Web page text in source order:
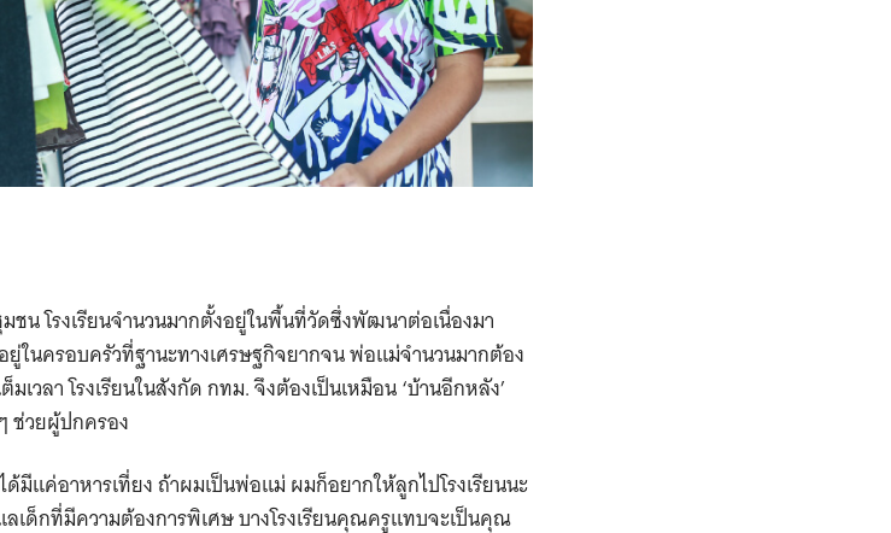
มชน โรงเรียนจำนวนมากตั้งอยู่ในพื้นที่วัดซึ่งพัฒนาต่อเนื่องมา
ในครอบครัวที่ฐานะทางเศรษฐกิจยากจน พ่อแม่จำนวนมากต้อง
วลา โรงเรียนในสังกัด กทม. จึงต้องเป็นเหมือน ‘บ้านอีกหลัง’
ช่วยผู้ปกครอง
ด้มีแค่อาหารเที่ยง ถ้าผมเป็นพ่อแม่ ผมก็อยากให้ลูกไปโรงเรียนนะ
ลเด็กที่มีความต้องการพิเศษ บางโรงเรียนคุณครูแทบจะเป็นคุณ